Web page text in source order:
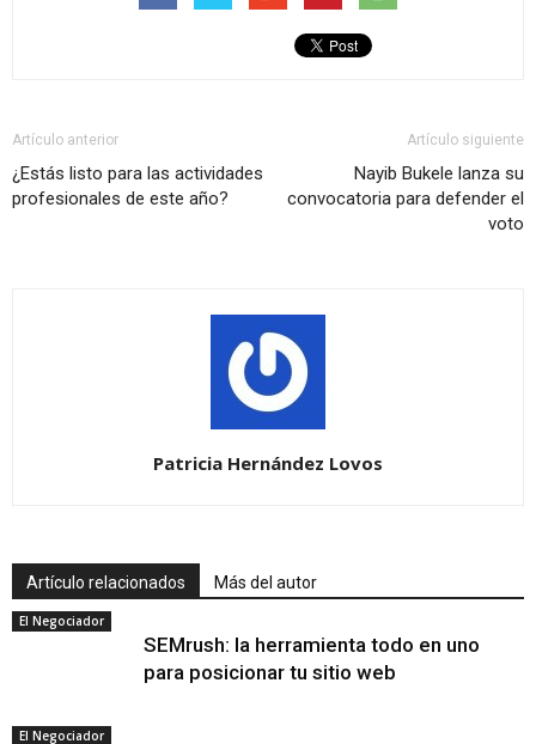
Artículo anterior
¿Estás listo para las actividades
profesionales de este año?
Artículo siguiente
Nayib Bukele lanza su
convocatoria para defender el
voto
Patricia Hernández Lovos
Artículo relacionados Más del autor
El Negociador
SEMrush: la herramienta todo en uno
para posicionar tu sitio web
El Negociador